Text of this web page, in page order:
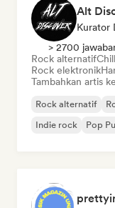
Alt
Kurator
> 2700
Rock alternatif
Rock elektronik
Tambahkan artis
Rock alternatif
Indie rock
Pop